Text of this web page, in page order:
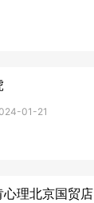
01-21
心理北京国贸店